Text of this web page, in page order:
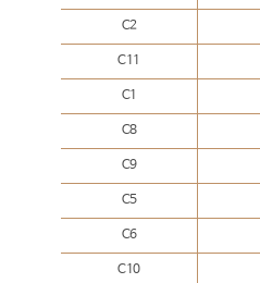
C2
C11
C1
C8
C9
C5
C6
C10